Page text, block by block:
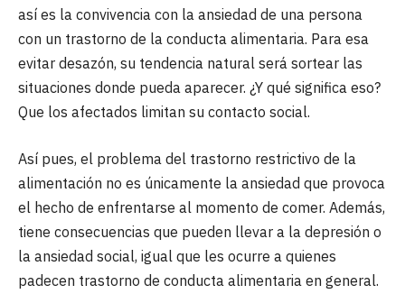
así es la convivencia con la ansiedad de una persona
con un trastorno de la conducta alimentaria. Para esa
evitar desazón, su tendencia natural será sortear las
situaciones donde pueda aparecer. ¿Y qué significa eso?
Que los afectados limitan su contacto social.
Así pues, el problema del trastorno restrictivo de la
alimentación no es únicamente la ansiedad que provoca
el hecho de enfrentarse al momento de comer. Además,
tiene consecuencias que pueden llevar a la depresión o
la ansiedad social, igual que les ocurre a quienes
padecen trastorno de conducta alimentaria en general.